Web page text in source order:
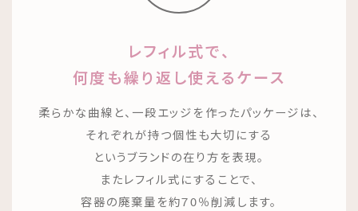
レフィル式で、
何度も繰り返し使えるケース
柔らかな曲線と、一段エッジを作ったパッケージは、
それぞれが持つ個性も大切にする
というブランドの在り方を表現。
またレフィル式にすることで、
容器の廃棄量を約70％削減します。